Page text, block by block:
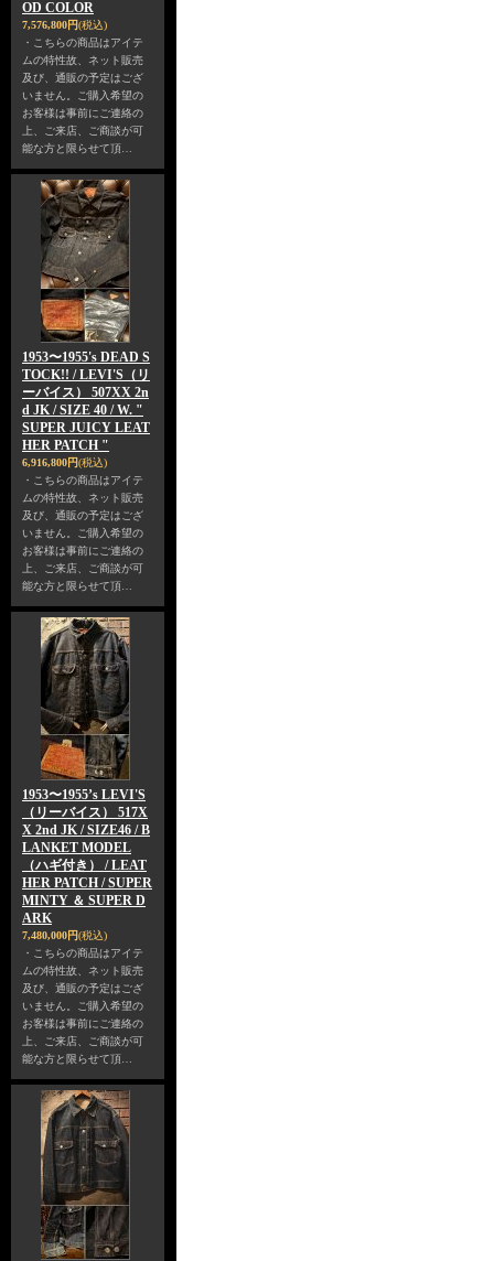
OD COLOR
7,576,800円(税込)
・こちらの商品はアイテ
ムの特性故、ネット販売
及び、通販の予定はござ
いません。ご購入希望の
お客様は事前にご連絡の
上、ご来店、ご商談が可
能な方と限らせて頂…
1953〜1955's DEAD S
TOCK!! / LEVI'S（リ
ーバイス） 507XX 2n
d JK / SIZE 40 / W. "
SUPER JUICY LEAT
HER PATCH "
6,916,800円(税込)
・こちらの商品はアイテ
ムの特性故、ネット販売
及び、通販の予定はござ
いません。ご購入希望の
お客様は事前にご連絡の
上、ご来店、ご商談が可
能な方と限らせて頂…
1953〜1955’s LEVI'S
（リーバイス） 517X
X 2nd JK / SIZE46 / B
LANKET MODEL
（ハギ付き） / LEAT
HER PATCH / SUPER
MINTY ＆ SUPER D
ARK
7,480,000円(税込)
・こちらの商品はアイテ
ムの特性故、ネット販売
及び、通販の予定はござ
いません。ご購入希望の
お客様は事前にご連絡の
上、ご来店、ご商談が可
能な方と限らせて頂…